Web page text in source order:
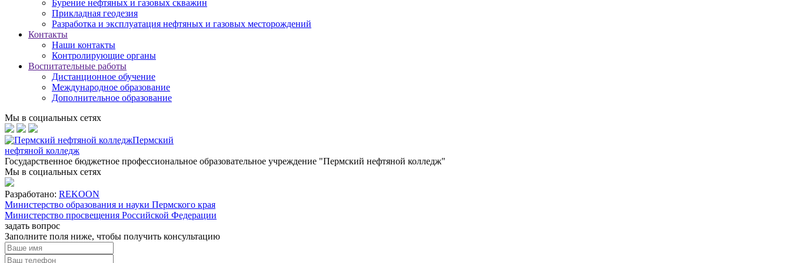
Бурение нефтяных и газовых скважин
Прикладная геодезия
Разработка и эксплуатация нефтяных и газовых месторождений
Контакты
Наши контакты
Контролирующие органы
Воспитательные работы
Дистанционное обучение
Международное образование
Дополнительное образование
Мы в социальных сетях
Пермский
нефтяной колледж
Государственное бюджетное профессиональное образовательное учреждение "Пермский нефтяной колледж"
Мы в социальных сетях
Разработано: REKOON
Министерство образования и науки Пермского края
Министерство просвещения Российской Федерации
задать вопрос
Заполните поля ниже, чтобы получить консультацию